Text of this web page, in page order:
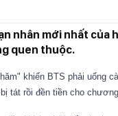
nhân mới nhất
quen thuộc.
khiến BTS phải uống
tát rồi đền tiền cho